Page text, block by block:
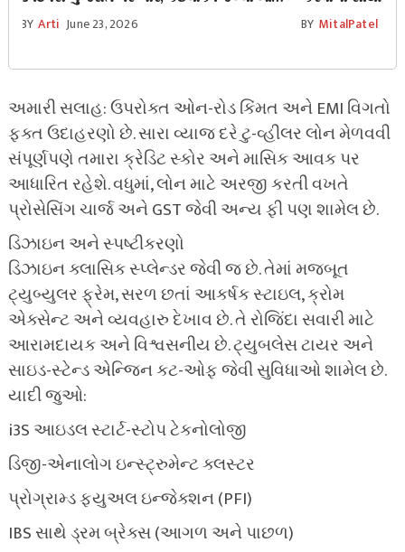
પૂરની સ્થિતિ સર્જાવાની ચેતવણી!
BY Arti June 23, 2026
આ રહસ્યો
BY MitalPatel
અમારી સલાહ: ઉપરોક્ત ઓન-રોડ કિંમત અને EMI વિગતો
ફક્ત ઉદાહરણો છે. સારા વ્યાજ દરે ટુ-વ્હીલર લોન મેળવવી
સંપૂર્ણપણે તમારા ક્રેડિટ સ્કોર અને માસિક આવક પર
આધારિત રહેશે. વધુમાં, લોન માટે અરજી કરતી વખતે
પ્રોસેસિંગ ચાર્જ અને GST જેવી અન્ય ફી પણ શામેલ છે.
ડિઝાઇન અને સ્પષ્ટીકરણો
ડિઝાઇન ક્લાસિક સ્પ્લેન્ડર જેવી જ છે. તેમાં મજબૂત
ટ્યુબ્યુલર ફ્રેમ, સરળ છતાં આકર્ષક સ્ટાઇલ, ક્રોમ
એક્સેન્ટ અને વ્યવહારુ દેખાવ છે. તે રોજિંદા સવારી માટે
આરામદાયક અને વિશ્વસનીય છે. ટ્યુબલેસ ટાયર અને
સાઇડ-સ્ટેન્ડ એન્જિન કટ-ઓફ જેવી સુવિધાઓ શામેલ છે.
યાદી જુઓ:
i3S આઇડલ સ્ટાર્ટ-સ્ટોપ ટેકનોલોજી
ડિજી-એનાલોગ ઇન્સ્ટ્રુમેન્ટ ક્લસ્ટર
પ્રોગ્રામ્ડ ફ્યુઅલ ઇન્જેક્શન (PFI)
IBS સાથે ડ્રમ બ્રેક્સ (આગળ અને પાછળ)